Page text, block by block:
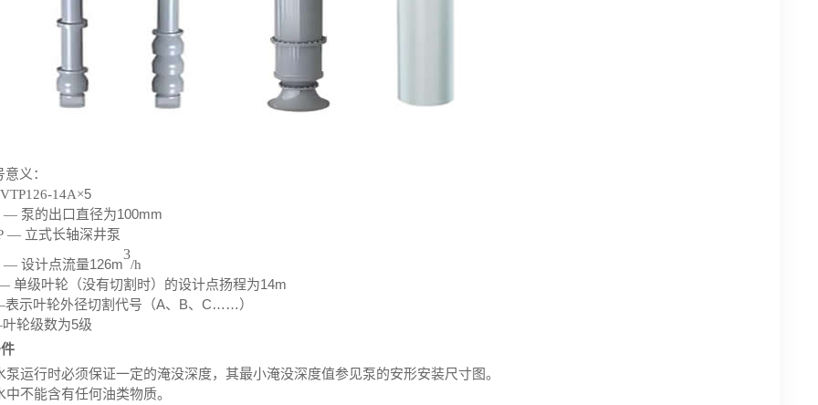
义：
14A×5
— 泵的出口直径为100mm
— 立式长轴深井泵
— 设计点流量126m
3
/h
单级叶轮（没有切割时）的设计点扬程为14m
示叶轮外径切割代号（A、 B、 C…… ）
轮级数为5级
泵运行时必须保证一定的淹没深度，其最小淹没深度值参见泵的安形安装尺寸图。
中不能含有任何油类物质。